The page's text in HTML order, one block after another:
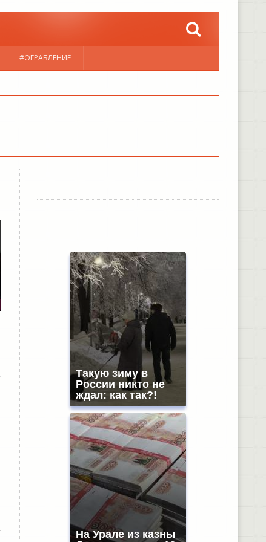
#ОГРАБЛЕНИЕ
Такую зиму в
России никто не
ждал: как так?!
На Урале из казны